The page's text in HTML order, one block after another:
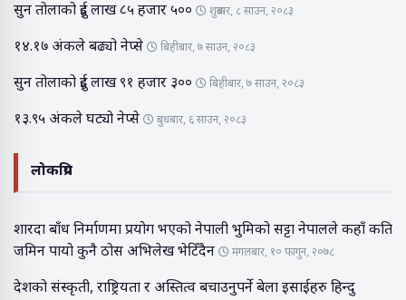
सुन तोलाको दुई लाख ८५ हजार ५०० शुक्रबार, ८ साउन, २०८३
१४.१७ अंकले बढ्यो नेप्से बिहीबार, ७ साउन, २०८३
सुन तोलाको दुई लाख ९१ हजार ३०० बिहीबार, ७ साउन, २०८३
१३.९५ अंकले घट्यो नेप्से बुधबार, ६ साउन, २०८३
लोकप्रिय
शारदा बाँध निर्माणमा प्रयोग भएको नेपाली भुमिको सट्टा नेपालले कहाँ कति
जमिन पायो कुनै ठोस अभिलेख भेटिँदैन
मंगलबार, १० फागुन, २०७८
देशको संस्कृती, राष्ट्रियता र अस्तित्व बचाउनुपर्ने बेला इसाईहरु हिन्दु